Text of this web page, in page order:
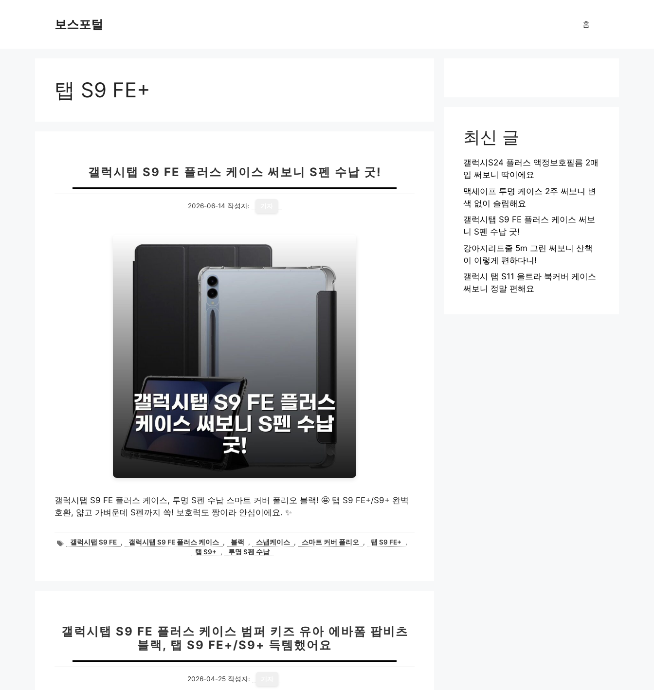
보스포털 홈
탭 S9 FE+
갤럭시탭 S9 FE 플러스 케이스 써보니 S펜 수납 굿!
2026-06-14 작성자:
갤럭시탭 S9 FE 플러스 케이스, 투명 S펜 수납 스마트 커버 폴리오 블랙! 🤩 탭 S9 FE+/S9+ 완벽
호환, 얇고 가벼운데 S펜까지 쏙! 보호력도 짱이라 안심이에요. ✨
태갤럭시탭 S9 FE , 갤럭시탭 S9 FE 플러스 케이스 , 블랙 , 스냅케이스 , 스마트 커버 폴리오 , 탭 S9 FE+
,
탭 S9+
, 투명 S펜 수납
갤럭시탭 S9 FE 플러스 케이스 범퍼 키즈 유아 에바폼 팝비츠
블랙, 탭 S9 FE+/S9+ 득템했어요
2026-04-25 작성자:
최신 글
갤럭시S24 플러스 액정보호필름 2매
입 써보니 딱이에요
맥세이프 투명 케이스 2주 써보니 변
색 없이 슬림해요
갤럭시탭 S9 FE 플러스 케이스 써보
니 S펜 수납 굿!
강아지리드줄 5m 그린 써보니 산책
이 이렇게 편하다니!
갤럭시 탭 S11 울트라 북커버 케이스
써보니 정말 편해요